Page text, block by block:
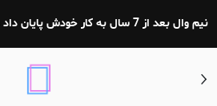
نیم وال بعد از 7 سال به کار خودش پایان داد به امید شروع به کار مجدد : )